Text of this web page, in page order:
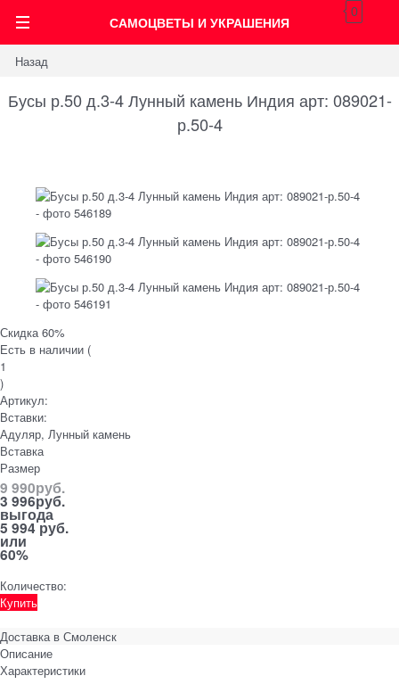
САМОЦВЕТЫ И УКРАШЕНИЯ
0
Назад
Бусы р.50 д.3-4 Лунный камень Индия арт: 089021-
р.50-4
Скидка 60%
Есть в наличии (
1
)
Артикул:
Вставки:
Адуляр, Лунный камень
Вставка
Размер
9 990руб.
3 996руб.
выгода
5 994 руб.
или
60%
Количество:
Купить
Доставка в Смоленск
Описание
Характеристики